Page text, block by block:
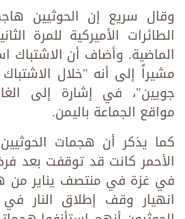
وقال سريع إن الحوثيين
الماضية. وأضاف أن الاشتباك
مشيراً إلى أنه "خلال
جويين"، في إشارة إلى
مواقع الجماعة باليمن.
كما يذكر أن هجمات
الأحمر كانت قد توقفت بعد
في غزة في منتصف يناير من
انهيار وقف إطلاق النار